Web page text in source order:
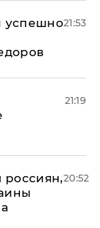
успешно21:53
21:19
россиян,20:52